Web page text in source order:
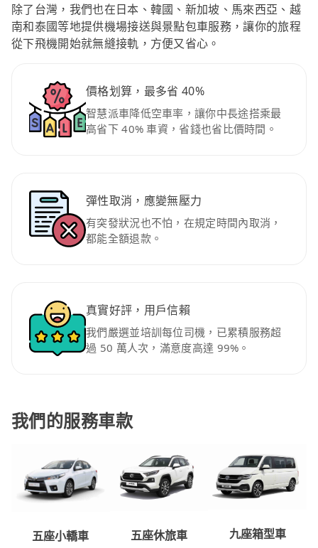
除了台灣，我們也在日本、韓國、新加坡、馬來西亞、越
南和泰國等地提供機場接送與景點包車服務，讓你的旅程
從下飛機開始就無縫接軌，方便又省心。
價格划算，最多省 40%
智慧派車降低空車率，讓你中長途搭乘最
高省下 40% 車資，省錢也省比價時間。
彈性取消，應變無壓力
有突發狀況也不怕，在規定時間內取消，
都能全額退款。
真實好評，用戶信賴
我們嚴選並培訓每位司機，已累積服務超
過 50 萬人次，滿意度高達 99%。
我們的服務車款
五座小轎車 五座休旅車 九座箱型車